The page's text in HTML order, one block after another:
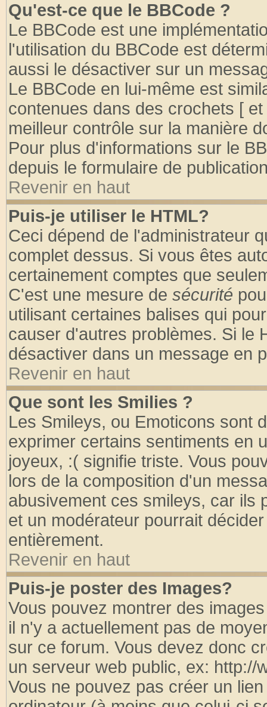
Qu'est-ce que le BBCode ?
Le BBCode est une
l'utilisation du BBCode est
aussi le désactiver sur un
Le BBCode en lui-même est
contenues dans des crochets [
meilleur contrôle sur la manière
Pour plus d'informations sur le
depuis le formulaire de
Revenir en haut
Puis-je utiliser le HTML?
Ceci dépend de l'administrateur
complet dessus. Si vous êtes
certainement comptes que
C'est une mesure de sécurité
utilisant certaines balises qui
causer d'autres problèmes. Si le
désactiver dans un message en
Revenir en haut
Que sont les Smilies ?
Les Smileys, ou Emoticons sont
exprimer certains sentiments en
joyeux, :( signifie triste. Vous
lors de la composition d'un
abusivement ces smileys, car ils
et un modérateur pourrait
entièrement.
Revenir en haut
Puis-je poster des Images?
Vous pouvez montrer des
il n'y a actuellement pas de
sur ce forum. Vous devez donc
un serveur web public, ex: http://
Vous ne pouvez pas créer un